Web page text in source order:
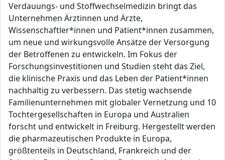
Verdauungs- und Stoffwechselmedizin bringt das
Unternehmen Ärztinnen und Ärzte,
Wissenschaftler*innen und Patient*innen zusammen,
um neue und wirkungsvolle Ansätze der Versorgung
der Betroffenen zu entwickeln. Im Fokus der
Forschungsinvestitionen und Studien steht das Ziel,
die klinische Praxis und das Leben der Patient*innen
nachhaltig zu verbessern. Das stetig wachsende
Familienunternehmen mit globaler Vernetzung und 10
Tochtergesellschaften in Europa und Australien
forscht und entwickelt in Freiburg. Hergestellt werden
die pharmazeutischen Produkte in Europa,
größtenteils in Deutschland, Frankreich und der